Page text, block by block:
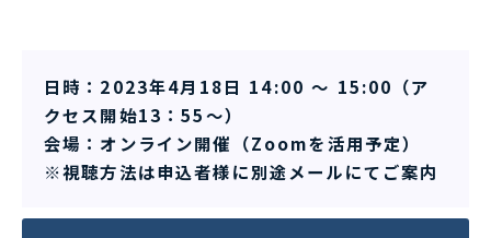
日時：2023年4月18日 14:00 ～ 15:00（ア
クセス開始13：55～）
会場：オンライン開催（Zoomを活用予定）
※視聴方法は申込者様に別途メールにてご案内